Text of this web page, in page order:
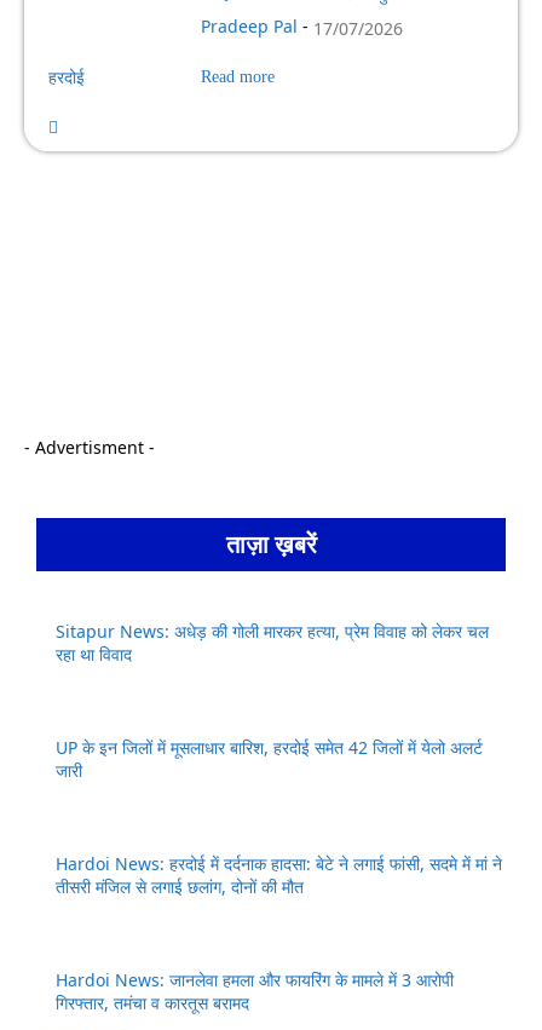
हरदोई
Pradeep Pal - 17/07/2026
Read more
- Advertisment -
ताज़ा ख़बरें
Sitapur News: अधेड़ की गोली मारकर हत्या, प्रेम विवाह को लेकर चल
रहा था विवाद
UP के इन जिलों में मूसलाधार बारिश, हरदोई समेत 42 जिलों में येलो अलर्ट
जारी
Hardoi News: हरदोई में दर्दनाक हादसा: बेटे ने लगाई फांसी, सदमे में मां ने
तीसरी मंजिल से लगाई छलांग, दोनों की मौत
Hardoi News: जानलेवा हमला और फायरिंग के मामले में 3 आरोपी
गिरफ्तार, तमंचा व कारतूस बरामद